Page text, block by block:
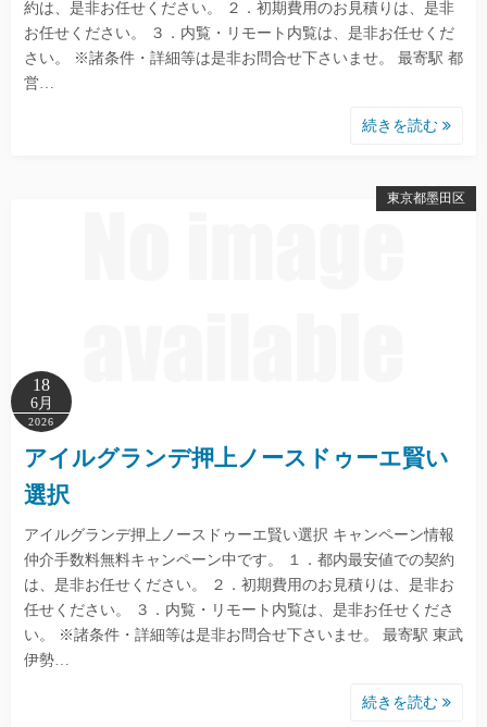
約は、是非お任せください。 ２．初期費用のお見積りは、是非
お任せください。 ３．内覧・リモート内覧は、是非お任せくだ
さい。 ※諸条件・詳細等は是非お問合せ下さいませ。 最寄駅 都
営…
続きを読む
東京都墨田区
18
6月
2026
アイルグランデ押上ノースドゥーエ賢い
選択
アイルグランデ押上ノースドゥーエ賢い選択 キャンペーン情報
仲介手数料無料キャンペーン中です。 １．都内最安値での契約
は、是非お任せください。 ２．初期費用のお見積りは、是非お
任せください。 ３．内覧・リモート内覧は、是非お任せくださ
い。 ※諸条件・詳細等は是非お問合せ下さいませ。 最寄駅 東武
伊勢…
続きを読む